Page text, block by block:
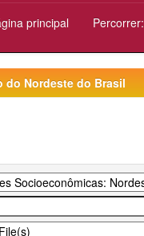
principal Percorrer:
do Nordeste do Brasil